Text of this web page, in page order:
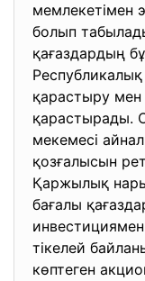
мемлекетімен
болып
қағаздардың
қарастыру
қарастырады.
мекемесі
қозғалысын
Қаржылық
бағалы
тікелей
көптеген